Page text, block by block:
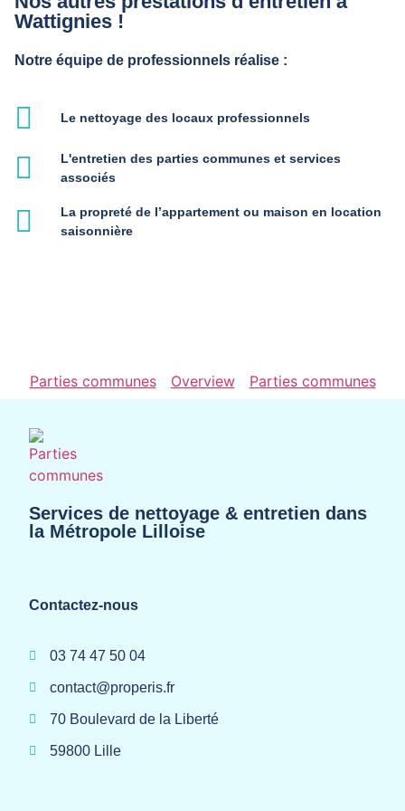
Wattignies !
Notre équipe de professionnels réalise :
Le nettoyage des locaux professionnels
L'entretien des parties communes et services
associés
La propreté de l’appartement ou maison en location
saisonnière
Parties communes Overview Parties communes
Services de nettoyage & entretien dans
la Métropole Lilloise
Contactez-nous
03 74 47 50 04
contact@properis.fr
70 Boulevard de la Liberté
59800 Lille